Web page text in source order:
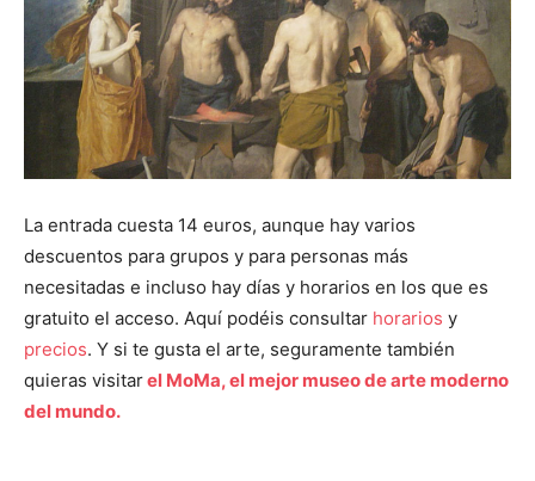
La entrada cuesta 14 euros, aunque hay varios
descuentos para grupos y para personas más
necesitadas e incluso hay días y horarios en los que es
gratuito el acceso. Aquí podéis consultar horarios y
precios. Y si te gusta el arte, seguramente también
quieras visitarel MoMa, el mejor museo de arte moderno
del mundo.